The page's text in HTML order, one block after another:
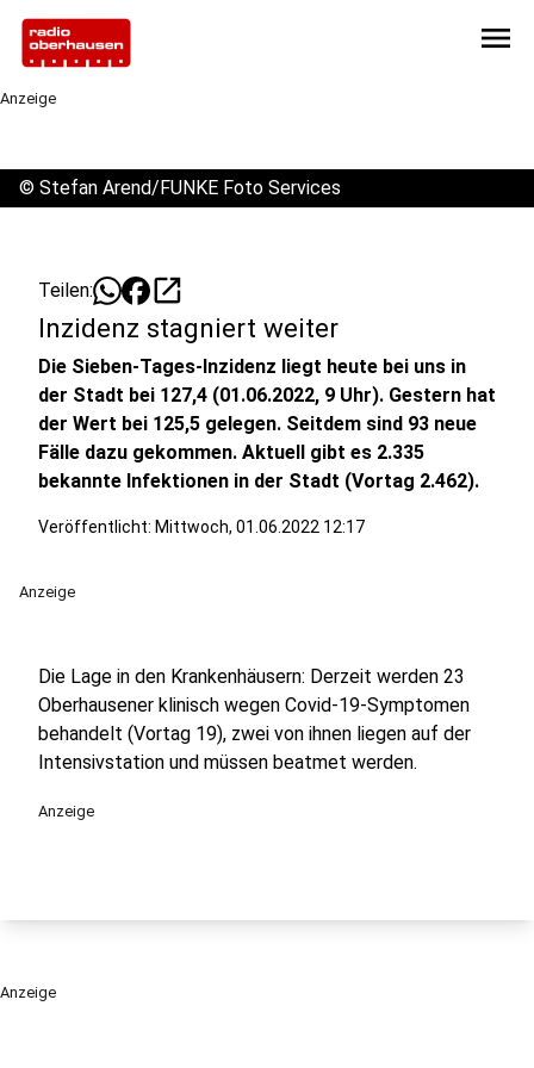
menu
Anzeige
© Stefan Arend/FUNKE Foto Services
Teilen: open_in_new
Inzidenz stagniert weiter
Die Sieben-Tages-Inzidenz liegt heute bei uns in
der Stadt bei 127,4 (01.06.2022, 9 Uhr). Gestern hat
der Wert bei 125,5 gelegen. Seitdem sind 93 neue
Fälle dazu gekommen. Aktuell gibt es 2.335
bekannte Infektionen in der Stadt (Vortag 2.462).
Veröffentlicht: Mittwoch, 01.06.2022 12:17
Anzeige
Die Lage in den Krankenhäusern: Derzeit werden 23
Oberhausener klinisch wegen Covid-19-Symptomen
behandelt (Vortag 19), zwei von ihnen liegen auf der
Intensivstation und müssen beatmet werden.
Anzeige
Anzeige